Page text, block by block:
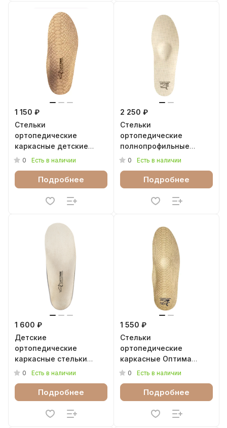
1 150 ₽
Стельки
ортопедические
каркасные детские
Оптима Talus 11Р
0 Есть в наличии
Подробнее
2 250 ₽
Стельки
ортопедические
полнопрофильные
Viktory Talus 23К
0 Есть в наличии
Подробнее
1 600 ₽
Детские
ортопедические
каркасные стельки
Эффект Talus 026Е
0 Есть в наличии
Подробнее
1 550 ₽
Стельки
ортопедические
каркасные Оптима
Talus 10Р
0 Есть в наличии
Подробнее